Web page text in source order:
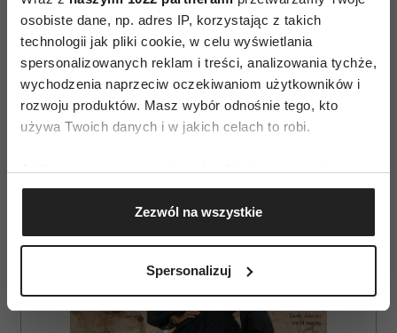
osobiste dane, np. adres IP, korzystając z takich
technologii jak pliki cookie, w celu wyświetlania
spersonalizowanych reklam i treści, analizowania tychże,
wychodzenia naprzeciw oczekiwaniom użytkowników i
rozwoju produktów. Masz wybór odnośnie tego, kto
używa Twoich danych i w jakich celach to robi.
Jeśli wyrazisz na to zgodę, chcielibyśmy również:
Gromadzić dane dotyczące Twojej lokalizacji
geograficznej z dokładnością nawet do kilku metrów
Identyfikować Twoje urządzenie, aktywnie
(fingerprinting, czyli wirtualny odcisk palca)
dane są przetwarzane oraz ustaw własne preferencje w
Zezwól na wszystkie
Spersonalizuj
snem.
AUTOPROMOCJA